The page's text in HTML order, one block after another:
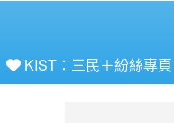
KIST：三民＋紛絲專頁